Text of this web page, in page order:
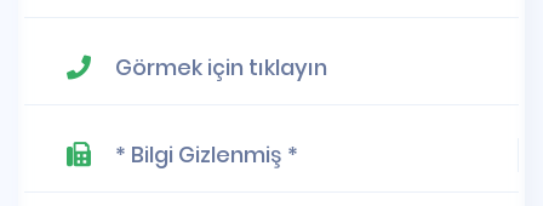
Görmek için tıklayın
* Bilgi Gizlenmiş *